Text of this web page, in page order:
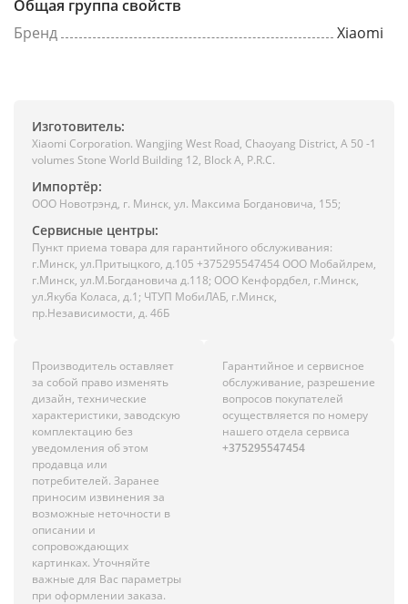
Общая группа свойств
Бренд
Xiaomi
Изготовитель:
Xiaomi Corporation. Wangjing West Road, Chaoyang District, A 50 -1
volumes Stone World Building 12, Block A, P.R.C.
Импортёр:
ООО Новотрэнд, г. Минск, ул. Максима Богдановича, 155;
Сервисные центры:
Пункт приема товара для гарантийного обслуживания:
г.Минск, ул.Притыцкого, д.105 +375295547454 ООО Мобайлрем,
г.Минск, ул.М.Богдановича д.118; ООО Кенфордбел, г.Минск,
ул.Якуба Коласа, д.1; ЧТУП МобиЛАБ, г.Минск,
пр.Независимости, д. 46Б
Производитель оставляет
за собой право изменять
дизайн, технические
характеристики, заводскую
комплектацию без
уведомления об этом
продавца или
потребителей. Заранее
приносим извинения за
возможные неточности в
описании и
сопровождающих
картинках. Уточняйте
важные для Вас параметры
при оформлении заказа.
Гарантийное и сервисное
обслуживание, разрешение
вопросов покупателей
осуществляется по номеру
нашего отдела сервиса
+375295547454